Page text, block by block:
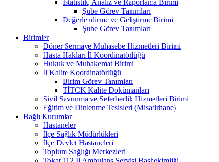
İstatistik, Analiz ve Raporlama Birimi
Şube Görev Tanımları
Değerlendirme ve Geliştirme Birimi
Şube Görev Tanımları
Birimler
Döner Sermaye Muhasebe Hizmetleri Birimi
Hasta Hakları İl Koordinatörlüğü
Hukuk ve Muhakemat Birimi
İl Kalite Koordinatörlüğü
Birim Görev Tanımları
TİTCK Kalite Dokümanları
Sivil Savunma ve Seferberlik Hizmetleri Birimi
Eğitim ve Dinlenme Tesisleri (Misafirhane)
Bağlı Kurumlar
Hastaneler
İlçe Sağlık Müdürlükleri
İlçe Devlet Hastaneleri
Toplum Sağlığı Merkezleri
Tokat 112 İl Ambulans Servisi Başhekimliği